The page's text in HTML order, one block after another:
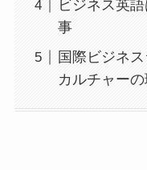
ビジネス英
事
国際ビジネ
カルチャー